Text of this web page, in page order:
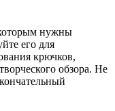
нужны
его для
крючков,
обзора. Не